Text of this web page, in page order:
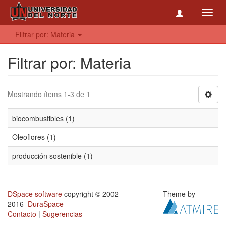
Filtrar por: Materia
Filtrar por: Materia
Mostrando ítems 1-3 de 1
biocombustibles (1)
Oleoflores (1)
producción sostenible (1)
DSpace software copyright © 2002-
2016 DuraSpace
Contacto | Sugerencias
Theme by